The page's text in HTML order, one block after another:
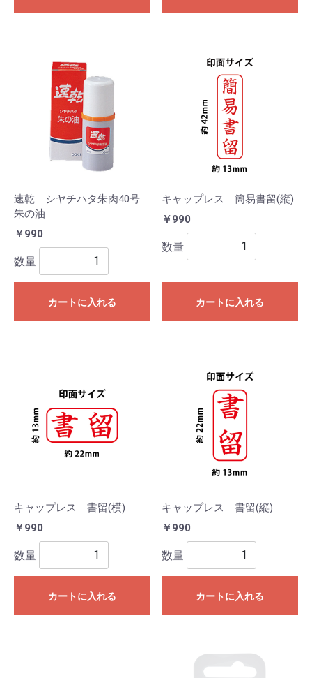
速乾 シヤチハタ朱肉40号
朱の油
￥990
数量
カートに入れる
キャップレス 簡易書留(縦)
￥990
数量
カートに入れる
キャップレス 書留(横)
￥990
数量
カートに入れる
キャップレス 書留(縦)
￥990
数量
カートに入れる